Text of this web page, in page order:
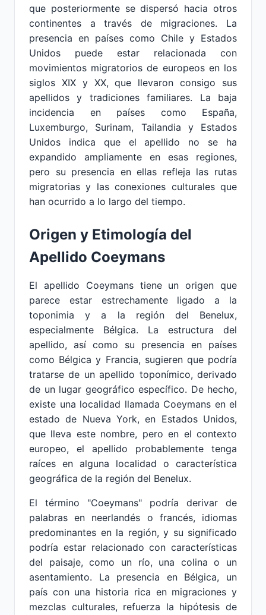
que posteriormente se dispersó hacia otros
continentes a través de migraciones. La
presencia en países como Chile y Estados
Unidos puede estar relacionada con
movimientos migratorios de europeos en los
siglos XIX y XX, que llevaron consigo sus
apellidos y tradiciones familiares. La baja
incidencia en países como España,
Luxemburgo, Surinam, Tailandia y Estados
Unidos indica que el apellido no se ha
expandido ampliamente en esas regiones,
pero su presencia en ellas refleja las rutas
migratorias y las conexiones culturales que
han ocurrido a lo largo del tiempo.
Origen y Etimología del
Apellido Coeymans
El apellido Coeymans tiene un origen que
parece estar estrechamente ligado a la
toponimia y a la región del Benelux,
especialmente Bélgica. La estructura del
apellido, así como su presencia en países
como Bélgica y Francia, sugieren que podría
tratarse de un apellido toponímico, derivado
de un lugar geográfico específico. De hecho,
existe una localidad llamada Coeymans en el
estado de Nueva York, en Estados Unidos,
que lleva este nombre, pero en el contexto
europeo, el apellido probablemente tenga
raíces en alguna localidad o característica
geográfica de la región del Benelux.
El término "Coeymans" podría derivar de
palabras en neerlandés o francés, idiomas
predominantes en la región, y su significado
podría estar relacionado con características
del paisaje, como un río, una colina o un
asentamiento. La presencia en Bélgica, un
país con una historia rica en migraciones y
mezclas culturales, refuerza la hipótesis de